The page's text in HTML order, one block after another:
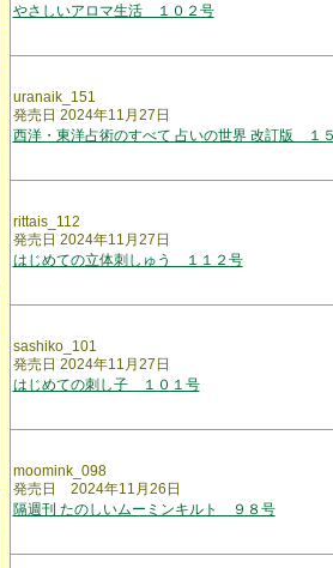
やさしいアロマ生活 １０２号
uranaik_151
発売日 2024年11月27日
西洋・東洋占術のすべて 占いの世界 改訂版 １
rittais_112
発売日 2024年11月27日
はじめての立体刺しゅう １１２号
sashiko_101
発売日 2024年11月27日
はじめての刺し子 １０１号
moomink_098
発売日 2024年11月26日
隔週刊 たのしいムーミンキルト ９８号